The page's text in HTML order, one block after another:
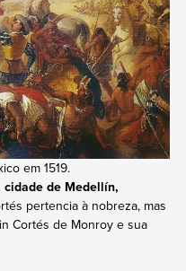
em 1519.
cidade de Medellín,
pertencia à nobreza, mas
Cortés de Monroy e sua